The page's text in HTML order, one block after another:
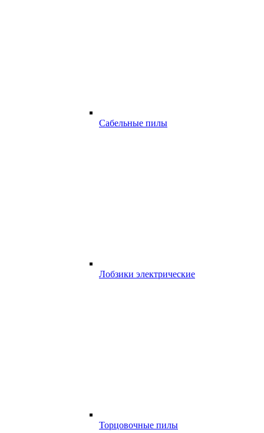
Сабельные пилы
Лобзики электрические
Торцовочные пилы